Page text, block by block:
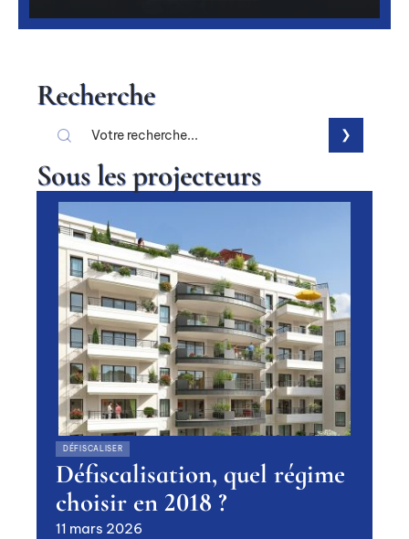
Recherche
Sous les projecteurs
DÉFISCALISER
Défiscalisation, quel régime
choisir en 2018 ?
11 mars 2026